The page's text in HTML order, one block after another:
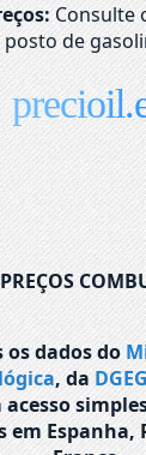
Consulte
posto de
os dados do
, da DGEG
em